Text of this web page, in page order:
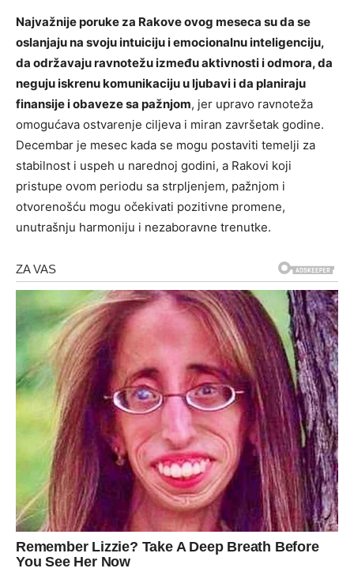
Najvažnije poruke za Rakove ovog meseca su da se
oslanjaju na svoju intuiciju i emocionalnu inteligenciju,
da održavaju ravnotežu između aktivnosti i odmora, da
neguju iskrenu komunikaciju u ljubavi i da planiraju
finansije i obaveze sa pažnjom, jer upravo ravnoteža
omogućava ostvarenje ciljeva i miran završetak godine.
Decembar je mesec kada se mogu postaviti temelji za
stabilnost i uspeh u narednoj godini, a Rakovi koji
pristupe ovom periodu sa strpljenjem, pažnjom i
otvorenošću mogu očekivati pozitivne promene,
unutrašnju harmoniju i nezaboravne trenutke.